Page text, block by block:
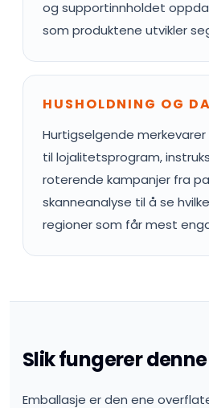
og supportinnholdet
som produktene utvikler
HUSHOLDNING OG
Hurtigselgende
til lojalitetsprogram,
roterende kampanjer fra
skanneanalyse til å se
regioner som får mest
Slik fungerer
Emballasje er den ene